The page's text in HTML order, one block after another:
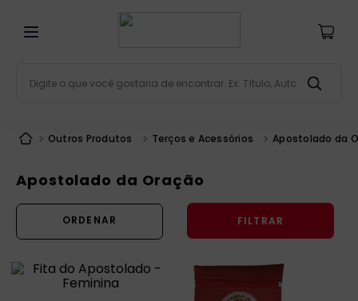
Outros Produtos Terços e Acessórios Apostolado da
Apostolado da Oração
FILTRAR
º bíblia
terço
imagens